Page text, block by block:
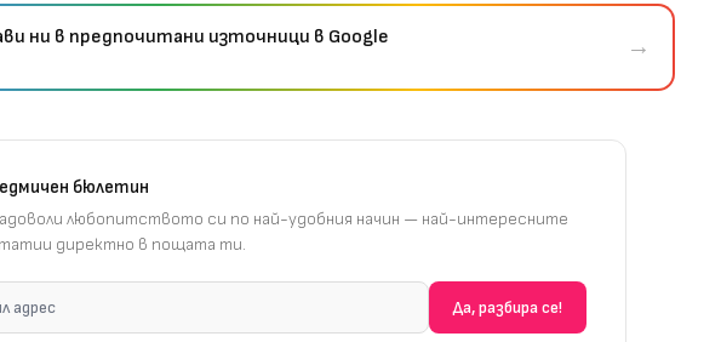
ни в предпочитани източници в Google →
бюлетин
любопитството си по най-удобния начин — най-интересните
директно в пощата ти.